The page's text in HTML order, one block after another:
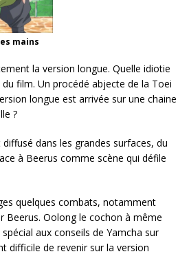
mains
la version longue. Quelle idiotie
film. Un procédé abjecte de la Toei
longue est arrivée sur une chaine
?
dans les grandes surfaces, du
à Beerus comme scène qui défile
quelques combats, notamment
Beerus. Oolong le cochon à même
aux conseils de Yamcha sur
difficile de revenir sur la version